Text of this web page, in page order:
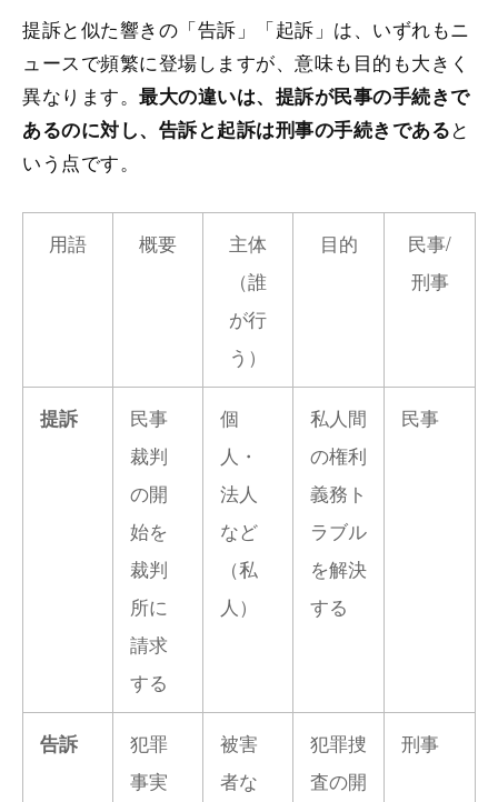
提訴と似た響きの「告訴」「起訴」は、いずれもニ
ュースで頻繁に登場しますが、意味も目的も大きく
異なります。最大の違いは、提訴が民事の手続きで
あるのに対し、告訴と起訴は刑事の手続きであると
いう点です。
用語 概要
主体
（誰
が行
う）
目的
民事/
刑事
提訴
民事
裁判
の開
始を
裁判
所に
請求
する
個
人・
法人
など
（私
人）
私人間
の権利
義務ト
ラブル
を解決
する
民事
告訴
犯罪
事実
被害
者な
犯罪捜
査の開
刑事